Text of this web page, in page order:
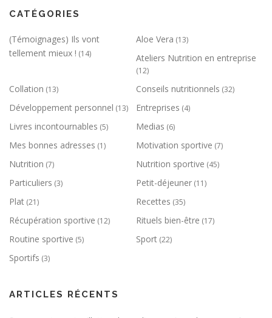
CATÉGORIES
(Témoignages) Ils vont
tellement mieux ! (14)
Aloe Vera (13)
Ateliers Nutrition en entreprise
(12)
Collation (13) Conseils nutritionnels (32)
Développement personnel (13) Entreprises (4)
Livres incontournables (5) Medias (6)
Mes bonnes adresses (1) Motivation sportive (7)
Nutrition (7) Nutrition sportive (45)
Particuliers (3) Petit-déjeuner (11)
Plat (21) Recettes (35)
Récupération sportive (12) Rituels bien-être (17)
Routine sportive (5) Sport (22)
Sportifs (3)
ARTICLES RÉCENTS